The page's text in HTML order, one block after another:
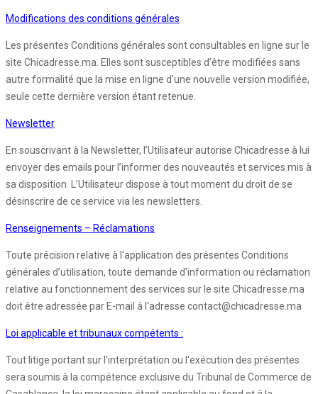
Modifications des conditions générales
Les présentes Conditions générales sont consultables en ligne sur le
site Chicadresse.ma. Elles sont susceptibles d'être modifiées sans
autre formalité que la mise en ligne d'une nouvelle version modifiée,
seule cette dernière version étant retenue.
Newsletter
En souscrivant à la Newsletter, l’Utilisateur autorise Chicadresse à lui
envoyer des emails pour l’informer des nouveautés et services mis à
sa disposition. L’Utilisateur dispose à tout moment du droit de se
désinscrire de ce service via les newsletters.
Renseignements – Réclamations
Toute précision relative à l'application des présentes Conditions
générales d’utilisation, toute demande d'information ou réclamation
relative au fonctionnement des services sur le site Chicadresse.ma
doit être adressée par E-mail à l'adresse contact@chicadresse.ma
Loi applicable et tribunaux compétents :
Tout litige portant sur l'interprétation ou l'exécution des présentes
sera soumis à la compétence exclusive du Tribunal de Commerce de